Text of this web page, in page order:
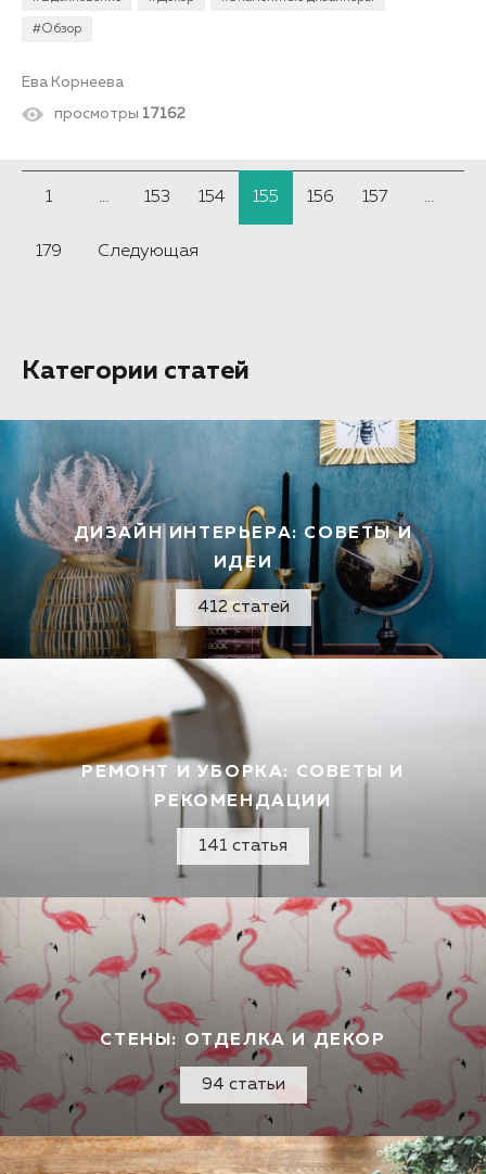
#Обзор
Ева Корнеева
просмотры 17162
1 ... 153 154 155 156 157 ...
179 Следующая
Категории статей
ДИЗАЙН ИНТЕРЬЕРА: СОВЕТЫ И
ИДЕИ
412 статей
РЕМОНТ И УБОРКА: СОВЕТЫ И
РЕКОМЕНДАЦИИ
141 статья
СТЕНЫ: ОТДЕЛКА И ДЕКОР
94 статьи